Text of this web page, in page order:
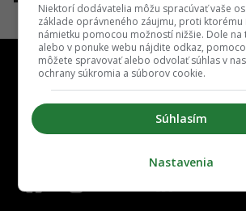
Kontakt
Niektorí dodávatelia môžu spracúvať vaše
základe oprávneného záujmu, proti ktorému
námietku pomocou možností nižšie. Dole na
alebo v ponuke webu nájdite odkaz,
môžete spravovať alebo odvolať súhlas v
ochrany súkromia a súborov cookie.
Súhlasím
Nastavenia